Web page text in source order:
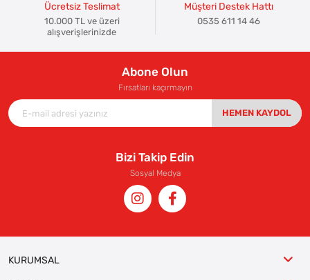
Ücretsiz Teslimat
10.000 TL ve üzeri
alışverişlerinizde
Müşteri Destek Hattı
0535 611 14 46
Abone Olun
Fırsatları kaçırmayın
HEMEN KAYDOL
Bizi Takip Edin
Sosyal Medya
KURUMSAL